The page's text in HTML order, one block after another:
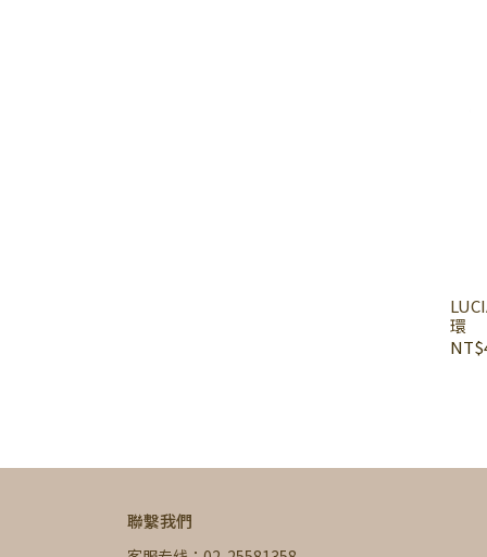
環
聯繫我們